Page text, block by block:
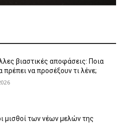
βιαστικές αποφάσεις: Ποια
πρέπει να προσέξουν τι λένε;
μισθοί των νέων μελών της